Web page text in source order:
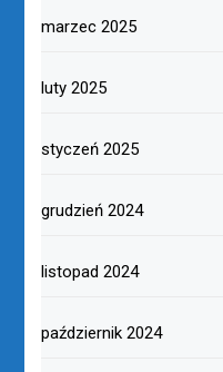
marzec 2025
luty 2025
styczeń 2025
grudzień 2024
listopad 2024
październik 2024